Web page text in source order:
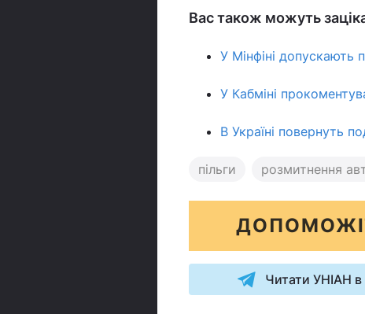
Вас також можуть
У Мінфіні допускають
У Кабміні
В Україні повернуть
пільги розмитнення
Читати УНІАН в